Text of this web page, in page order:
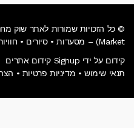
Market) – מסעדות • סיורים • חוויות בלתי נשכחות.
קידום על ידי Signup קידום אתרים
תנאי שימוש • מדיניות פרטיות •